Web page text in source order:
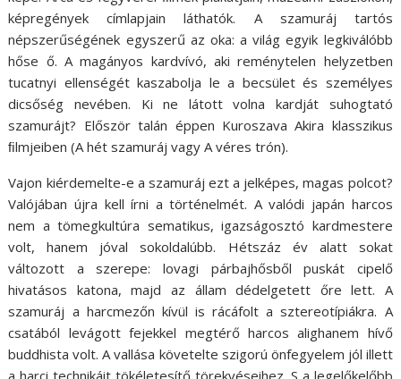
képregények címlapjain láthatók. A szamuráj tartós
népszerűségének egyszerű az oka: a világ egyik legkiválóbb
hőse ő. A magányos kardvívó, aki reménytelen helyzetben
tucatnyi ellenségét kaszabolja le a becsület és személyes
dicsőség nevében. Ki ne látott volna kardját suhogtató
szamurájt? Először talán éppen Kuroszava Akira klasszikus
ﬁlmjeiben (A hét szamuráj vagy A véres trón).
Vajon kiérdemelte-e a szamuráj ezt a jelképes, magas polcot?
Valójában újra kell írni a történelmét. A valódi japán harcos
nem a tömegkultúra sematikus, igazságosztó kardmestere
volt, hanem jóval sokoldalúbb. Hétszáz év alatt sokat
változott a szerepe: lovagi párbajhősből puskát cipelő
hivatásos katona, majd az állam dédelgetett őre lett. A
szamuráj a harcmezőn kívül is rácáfolt a sztereotípiákra. A
csatából levágott fejekkel megtérő harcos alighanem hívő
buddhista volt. A vallása követelte szigorú önfegyelem jól illett